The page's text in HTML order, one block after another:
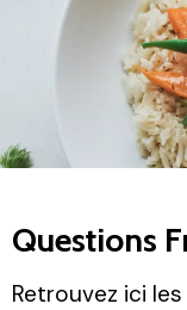
Questions
Retrouvez ici